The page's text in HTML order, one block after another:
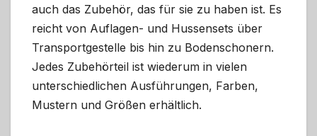
auch das Zubehör, das für sie zu haben ist. Es
reicht von Auflagen- und Hussensets über
Transportgestelle bis hin zu Bodenschonern.
Jedes Zubehörteil ist wiederum in vielen
unterschiedlichen Ausführungen, Farben,
Mustern und Größen erhältlich.